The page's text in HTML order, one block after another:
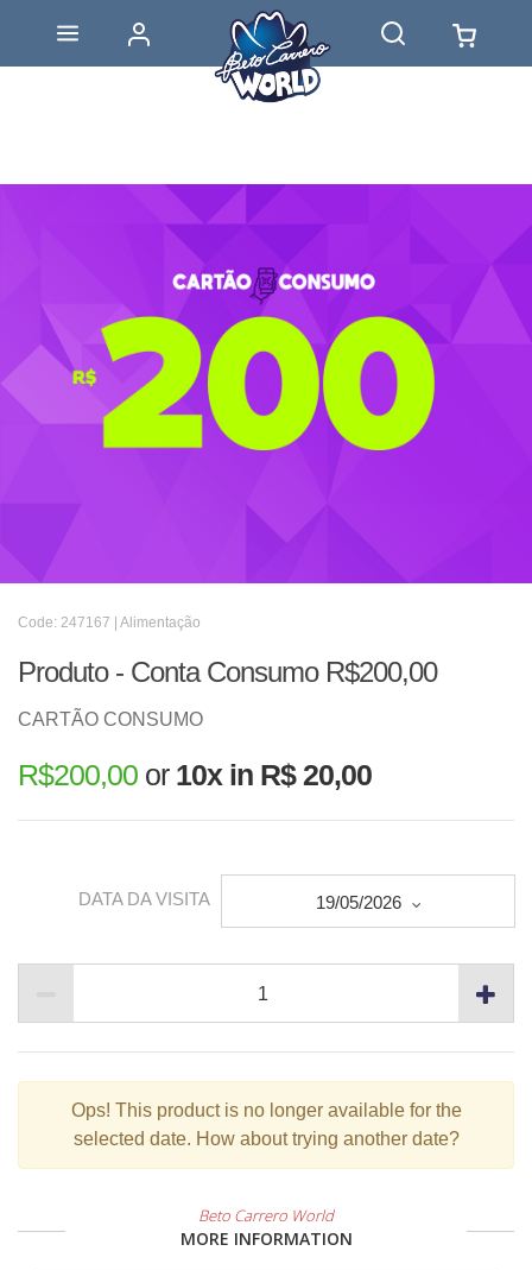
Code: 247167 | Alimentação
Produto - Conta Consumo R$200,00
CARTÃO CONSUMO
R$200,00 or 10x in R$ 20,00
DATA DA VISITA 19/05/2026
Ops! This product is no longer available for the
selected date. How about trying another date?
Beto Carrero World
MORE INFORMATION